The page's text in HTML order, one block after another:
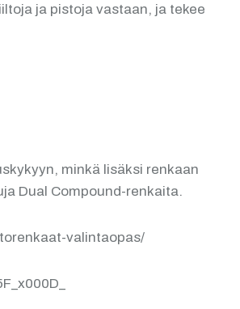
ja pistoja vastaan, ja tekee
minkä lisäksi renkaan
Dual Compound-renkaita.
valintaopas/